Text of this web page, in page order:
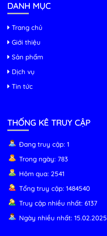
DANH MỤC
Trang chủ
Giới thiệu
Sản phẩm
Dịch vụ
Tin tức
THỐNG KÊ TRUY CẬP
Đang truy cập: 1
Trong ngày: 783
Hôm qua: 2541
Tổng truy cập: 1484540
Truy cập nhiều nhất: 6137
Ngày nhiều nhất: 15.02.2025